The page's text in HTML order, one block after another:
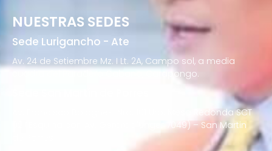
NUESTRAS SEDES
Sede Lurigancho - Ate
Av. 24 de Setiembre Mz. I Lt. 2A, Campo sol, a media
cuadra del Paradero Cabana, Carapongo.
Av. Francisco Bolognesi Nro. 101 Urb. Mesa Redonda SCT
02 (Esquina con Av. Gerardo Unger 7049) – San Martin